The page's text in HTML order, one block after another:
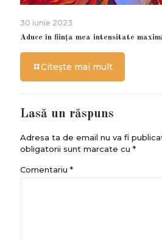
30 iunie 2023
Aduce în ființa mea intensitate
Citește mai mult
Lasă un răspuns
Adresa ta de email nu va fi
obligatorii sunt marcate cu *
Comentariu *